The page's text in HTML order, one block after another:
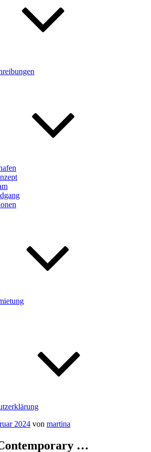
2024 von martina
…